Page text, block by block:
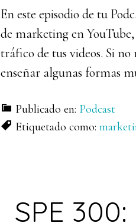
En este episodio de tu
de marketing en
tráfico de tus videos. Si
enseñar algunas formas
Publicado en: Podcast
Etiquetado como:
SPE